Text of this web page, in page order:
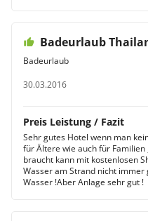
Badeurlaub
Badeurlaub
30.03.2016
Preis Leistung / Fazit
Sehr gutes Hotel wenn man
für Ältere wie auch für
braucht kann mit kostenlosen
Wasser am Strand nicht
Wasser !Aber Anlage sehr gut !